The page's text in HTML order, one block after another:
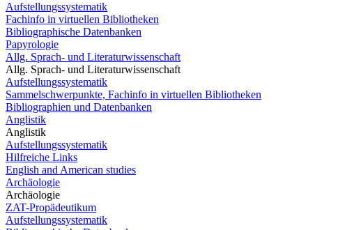
Aufstellungssystematik
Fachinfo in virtuellen Bibliotheken
Bibliographische Datenbanken
Papyrologie
Allg. Sprach- und Literaturwissenschaft
Allg. Sprach- und Literaturwissenschaft
Aufstellungssystematik
Sammelschwerpunkte, Fachinfo in virtuellen Bibliotheken
Bibliographien und Datenbanken
Anglistik
Anglistik
Aufstellungssystematik
Hilfreiche Links
English and American studies
Archäologie
Archäologie
ZAT-Propädeutikum
Aufstellungssystematik